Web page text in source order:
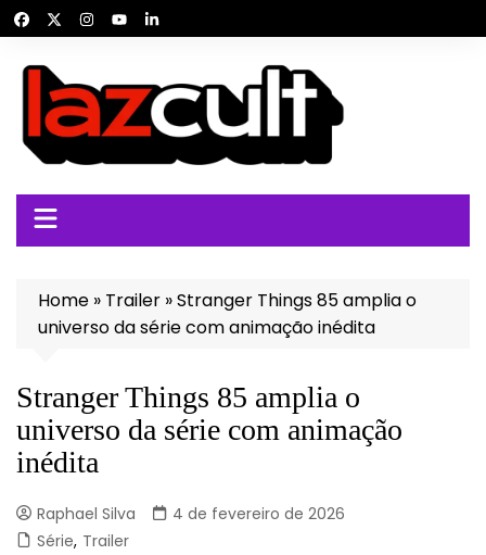
para
conteúdo
Home » Trailer »Stranger Things 85 amplia o
universo da série com animação inédita
Stranger Things 85 amplia o
universo da série com animação
inédita
Raphael Silva
4 de fevereiro de 2026
Série, Trailer